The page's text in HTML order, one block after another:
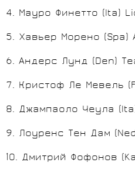
4. Мауро Финетто (Ita)
5. Хавьер Морено (Spa)
6. Андерс Лунд (Den)
7. Кристоф Ле Мевель (
8. Джампаоло Чеула
9. Лоуренс Тен Дам
10. Дмитрий Фофонов